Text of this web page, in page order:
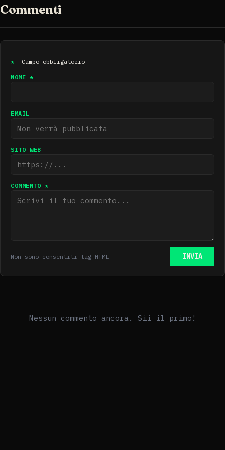
Commenti
* Campo obbligatorio
NOME *
EMAIL
SITO WEB
COMMENTO *
Non sono consentiti tag HTML INVIA
Nessun commento ancora. Sii il primo!